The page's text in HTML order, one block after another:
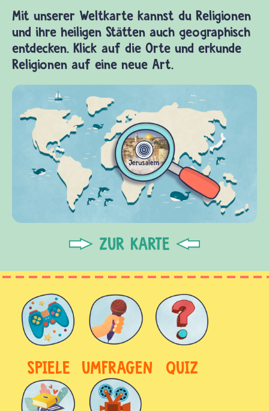
Mit unserer Weltkarte kannst du Religionen
und ihre heiligen Stätten auch geographisch
entdecken. Klick auf die Orte und erkunde
Religionen auf eine neue Art.
ZUR KARTE
SPIELE UMFRAGEN QUIZ